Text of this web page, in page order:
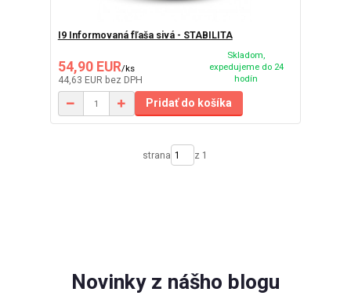
I9 Informovaná fľaša sivá - STABILITA
54,90 EUR/ks
44,63 EUR bez DPH
Skladom,
expedujeme do 24
hodín
Pridať do košíka
strana z 1
Novinky z nášho blogu